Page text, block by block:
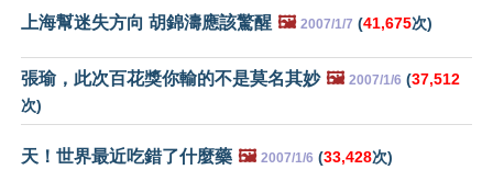
上海幫迷失方向 胡錦濤應該驚醒 🖼️ 2007/1/7 (41,675次)
張瑜，此次百花獎你輸的不是莫名其妙 🖼️ 2007/1/6 (37,512
次)
天！世界最近吃錯了什麼藥 🖼️ 2007/1/6 (33,428次)